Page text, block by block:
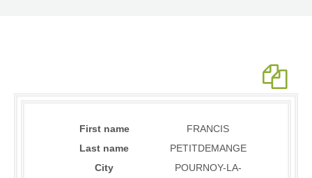
First name
FRANCIS
Last name
PETITDEMANGE
City
POURNOY-LA-